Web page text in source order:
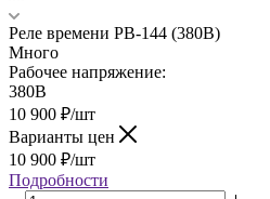
Реле времени РВ-144 (380В)
Много
Рабочее напряжение:
380В
10 900 ₽/шт
Варианты цен
10 900 ₽/шт
Подробности